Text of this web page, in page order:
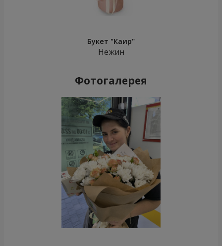
Букет "Каир"
Нежин
Фотогалерея